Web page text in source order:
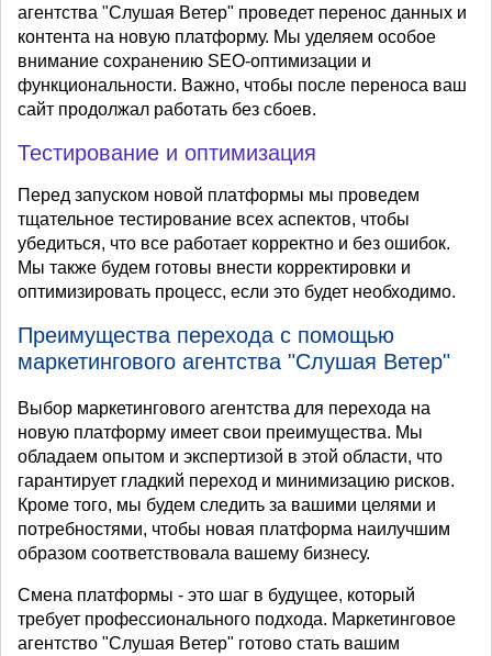
агентства "Слушая Ветер" проведет перенос данных и
контента на новую платформу. Мы уделяем особое
внимание сохранению SEO-оптимизации и
функциональности. Важно, чтобы после переноса ваш
сайт продолжал работать без сбоев.
Тестирование и оптимизация
Перед запуском новой платформы мы проведем
тщательное тестирование всех аспектов, чтобы
убедиться, что все работает корректно и без ошибок.
Мы также будем готовы внести корректировки и
оптимизировать процесс, если это будет необходимо.
Преимущества перехода с помощью
маркетингового агентства "Слушая Ветер"
Выбор маркетингового агентства для перехода на
новую платформу имеет свои преимущества. Мы
обладаем опытом и экспертизой в этой области, что
гарантирует гладкий переход и минимизацию рисков.
Кроме того, мы будем следить за вашими целями и
потребностями, чтобы новая платформа наилучшим
образом соответствовала вашему бизнесу.
Смена платформы - это шаг в будущее, который
требует профессионального подхода. Маркетинговое
агентство "Слушая Ветер" готово стать вашим